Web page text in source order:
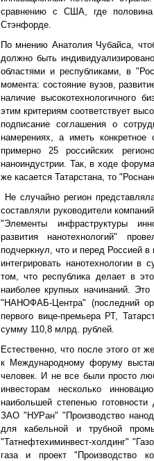
сравнению с США, где половина
Стэнфорде.
По мнению Анатолия Чубайса,
должно быть
областями и республиками, в
момента: состояние вузов,
наличие высокотехнологичного
этим критериям соответствует
подписание соглашения о
намерениях, а иметь
примерно 25 российских
наноиндустрии. Так, в ходе
же касается Татарстана, то
Не случайно регион
составляли руководители
"Элементы инфраструктуры
развития нанотехнологий"
подчеркнул, что и перед Россией
интегрировать нанотехнологии
том, что республика делает в
наиболее крупных начинаний.
"НАНОФАБ-Центра" (последний
первого вице-премьера РТ,
сумму 110,8 млрд. рублей.
Естественно, что после этого от
к Международному форуму
человек. И не все были просто
инвесторам несколько
наибольшей степенью
ЗАО "НУРан" "Производство
для кабельной и трубной
"Татнефтехиминвест-холдинг"
газа и проект "Производство